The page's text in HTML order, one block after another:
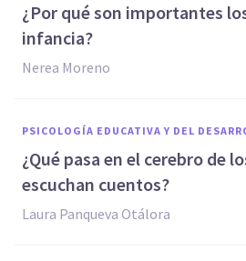
¿Por qué son importantes
infancia?
Nerea Moreno
PSICOLOGÍA EDUCATIVA Y DEL
¿Qué pasa en el cerebro de
escuchan cuentos?
Laura Panqueva Otálora